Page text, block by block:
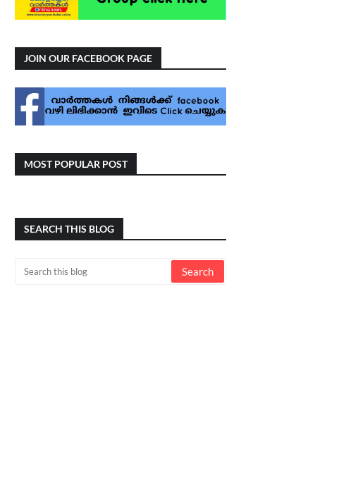
JOIN OUR FACEBOOK PAGE
MOST POPULAR POST
SEARCH THIS BLOG